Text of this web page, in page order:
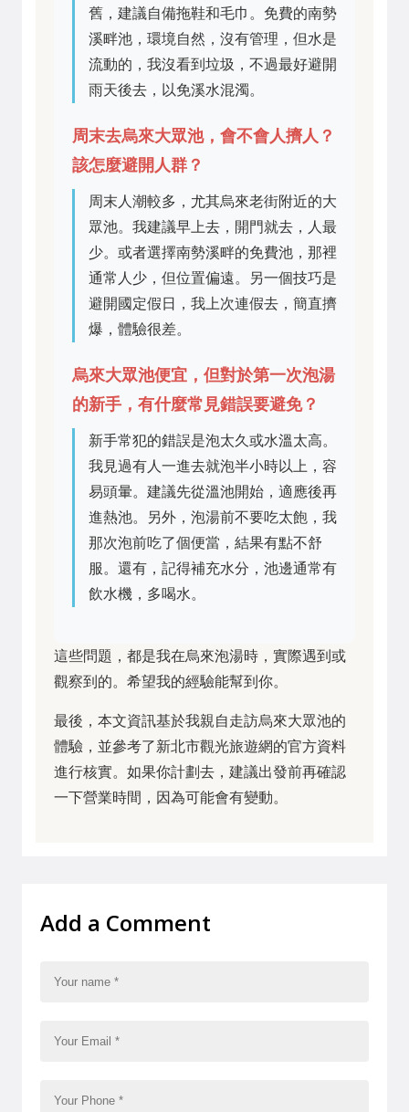
舊，建議自備拖鞋和毛巾。免費的南勢
溪畔池，環境自然，沒有管理，但水是
流動的，我沒看到垃圾，不過最好避開
雨天後去，以免溪水混濁。
周末去烏來大眾池，會不會人擠人？
該怎麼避開人群？
周末人潮較多，尤其烏來老街附近的大
眾池。我建議早上去，開門就去，人最
少。或者選擇南勢溪畔的免費池，那裡
通常人少，但位置偏遠。另一個技巧是
避開國定假日，我上次連假去，簡直擠
爆，體驗很差。
烏來大眾池便宜，但對於第一次泡湯
的新手，有什麼常見錯誤要避免？
新手常犯的錯誤是泡太久或水溫太高。
我見過有人一進去就泡半小時以上，容
易頭暈。建議先從溫池開始，適應後再
進熱池。另外，泡湯前不要吃太飽，我
那次泡前吃了個便當，結果有點不舒
服。還有，記得補充水分，池邊通常有
飲水機，多喝水。
這些問題，都是我在烏來泡湯時，實際遇到或
觀察到的。希望我的經驗能幫到你。
最後，本文資訊基於我親自走訪烏來大眾池的
體驗，並參考了新北市觀光旅遊網的官方資料
進行核實。如果你計劃去，建議出發前再確認
一下營業時間，因為可能會有變動。
Add a Comment